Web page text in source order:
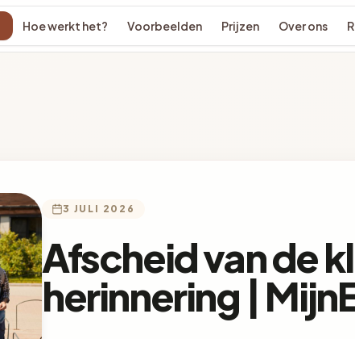
Hoe werkt het? Voorbeelden Prijzen Over ons
3 JULI 2026
Afscheid van de
herinnering |